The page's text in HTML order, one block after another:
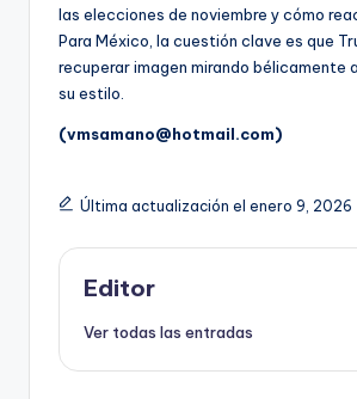
las elecciones de noviembre y cómo
Para México, la cuestión clave es que
recuperar imagen mirando bélicamente
su estilo.
(vmsamano@hotmail.com)
Última actualización el enero 9, 2026
Editor
Ver todas las entradas